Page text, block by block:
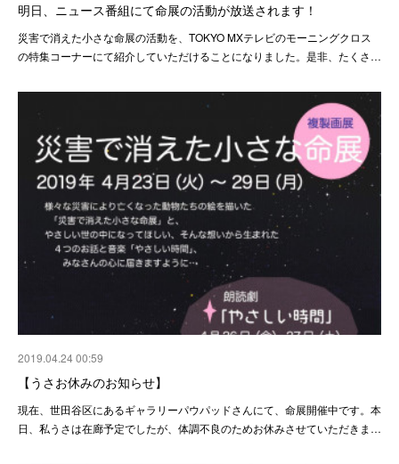
明日、ニュース番組にて命展の活動が放送されます！
災害で消えた小さな命展の活動を、TOKYO MXテレビのモーニングクロス
の特集コーナーにて紹介していただけることになりました。是非、たくさ…
2019.04.24 00:59
【うさお休みのお知らせ】
現在、世田谷区にあるギャラリーパウパッドさんにて、命展開催中です。本
日、私うさは在廊予定でしたが、体調不良のためお休みさせていただきま…